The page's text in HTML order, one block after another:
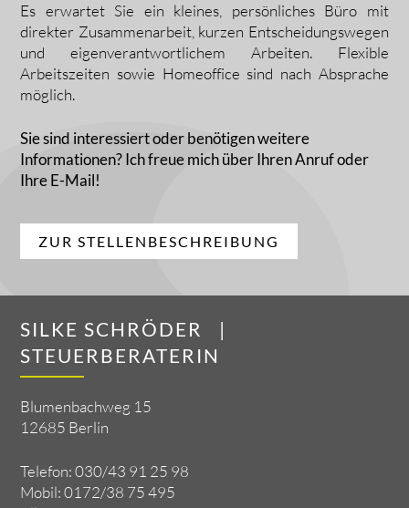
Es erwartet Sie ein kleines, persönliches Büro mit
direkter Zusammenarbeit, kurzen Entscheidungswegen
und eigenverantwortlichem Arbeiten. Flexible
Arbeitszeiten sowie Homeoffice sind nach Absprache
möglich.
Sie sind interessiert oder benötigen weitere
Informationen? Ich freue mich über IhrenAnrufoder
IhreE-Mail!
ZUR STELLENBESCHREIBUNG
SILKE SCHRÖDER |
STEUERBERATERIN
Blumenbachweg 15
12685 Berlin
Telefon: 030/43 91 25 98
Mobil: 0172/38 75 495